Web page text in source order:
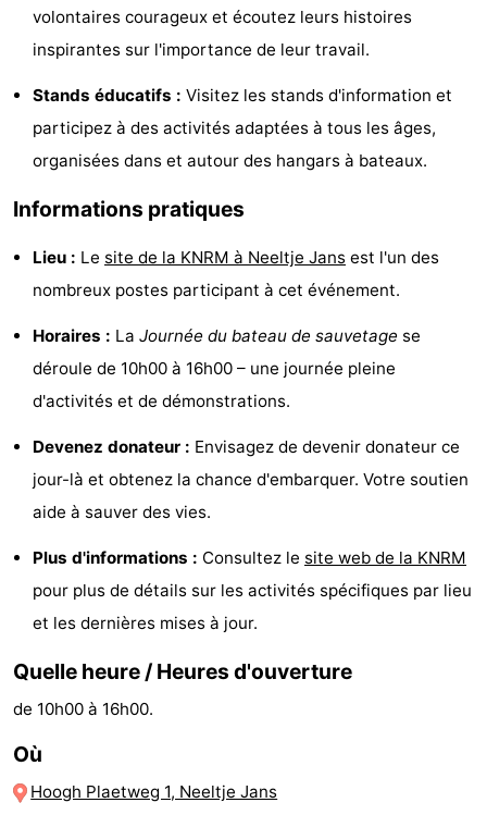
Haamstede
Haert
Wijde
Blick
Zeeland
Kust
Zonnedorp
’t
Hof
Haamstede
Hôtels
Last
Voir
faire
Lieux
d'intérêt
-
Musées
Monuments
-
Églises
Points
de
vue
Attractions
-
Croisières
-
volontaires courageux et écoutez leurs histoires
inspirantes sur l'importance de leur travail.
Stands éducatifs : Visitez les stands d'information et
participez à des activités adaptées à tous les âges,
organisées dans et autour des hangars à bateaux.
Informations pratiques
Lieu : Le site de la KNRM à Neeltje Jans est l'un des
nombreux postes participant à cet événement.
Horaires : La Journée du bateau de sauvetage se
déroule de 10h00 à 16h00 – une journée pleine
d'activités et de démonstrations.
Devenez donateur : Envisagez de devenir donateur ce
jour-là et obtenez la chance d'embarquer. Votre soutien
aide à sauver des vies.
Plus d'informations : Consultez le site web de la KNRM
pour plus de détails sur les activités spécifiques par lieu
et les dernières mises à jour.
Quelle heure / Heures d'ouverture
de 10h00 à 16h00.
Où
Hoogh Plaetweg 1, Neeltje Jans